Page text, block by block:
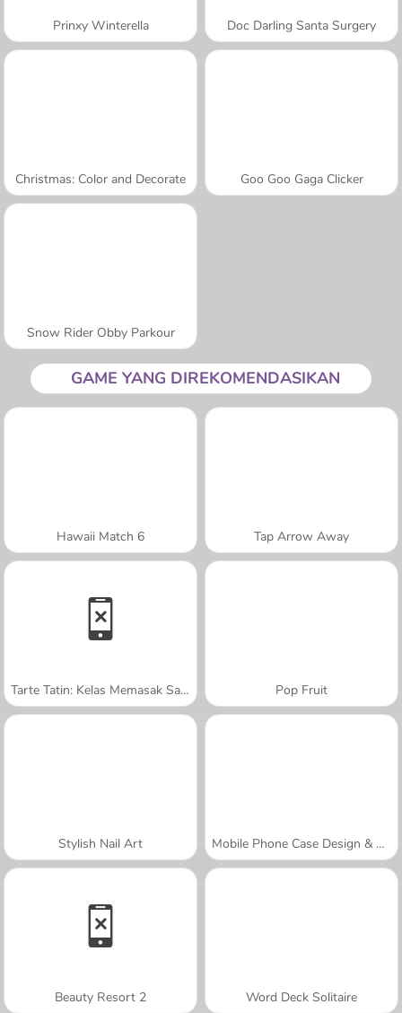
Prinxy Winterella Doc Darling Santa Surgery
Christmas: Color and Decorate Goo Goo Gaga Clicker
Snow Rider Obby Parkour
GAME YANG DIREKOMENDASIKAN
Hawaii Match 6 Tap Arrow Away
Tarte Tatin: Kelas Memasak Sara Pop Fruit
Stylish Nail Art Mobile Phone Case Design & DIY
Beauty Resort 2 Word Deck Solitaire